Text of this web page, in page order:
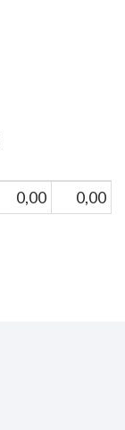
0,00 0,00